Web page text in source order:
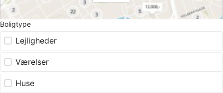
Boligtype
Lejligheder
Værelser
Huse